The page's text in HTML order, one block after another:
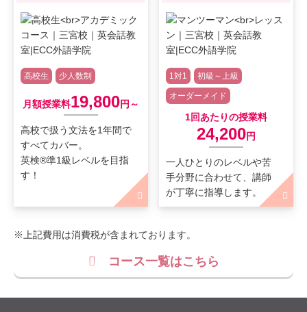
高校生 少人数制
月額授業料19,800円～
高校で扱う文法を1年間で
すべてカバー。
英検®準1級レベルを目指
す！
1対1 初級～上級
オーダーメイド
1回あたりの授業料
24,200円
一人ひとりのレベルや苦
手分野に合わせて、講師
が丁寧に指導します。
※上記費用は消費税が含まれております。
コース一覧はこちら